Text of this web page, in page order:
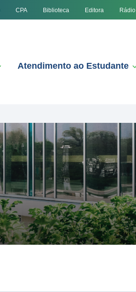
CPA Biblioteca Editora Rádio
Atendimento ao Estudante